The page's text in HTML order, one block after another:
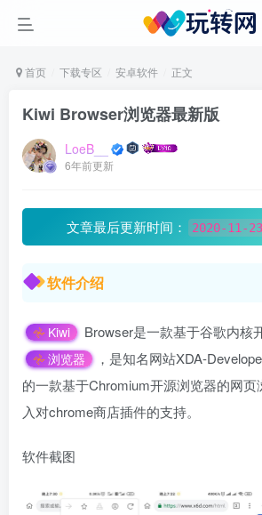
首页 下载专区 安卓软件 正文
Kiwi Browser浏览器最新版
LoeB__
6年前更新
文章最后更新时间： 2020-11-
软件介绍
Kiwi Browser是一款基于谷歌内核
浏览器
，是知名网站XDA-
的一款基于Chromium开源浏览器的网页
入对chrome商店插件的支持。
软件截图